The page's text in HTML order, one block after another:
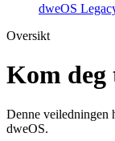
dweOS
Oversikt
Kom deg
Denne veiledningen
dweOS.